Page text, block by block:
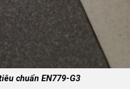
chuẩn EN779-G3